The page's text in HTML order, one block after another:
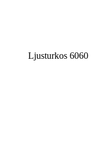
Ljusturkos 6060